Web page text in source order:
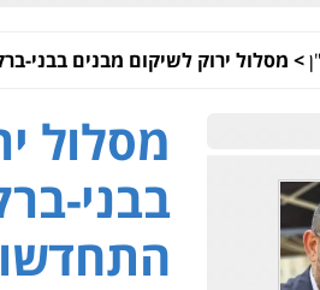
> מסלול ירוק לשיקום מבנים בבני-
מסלול
בבני-